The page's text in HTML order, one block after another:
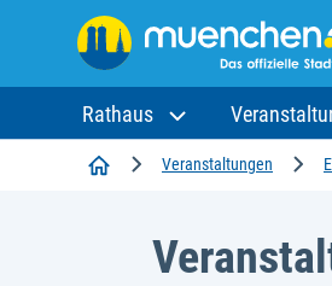
Rathaus
StartseiteVeranstaltungen